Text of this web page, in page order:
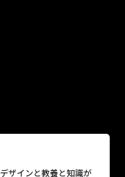
ザインと教養と知識が